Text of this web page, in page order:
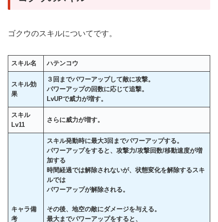
ゴクウのスキルについてです。
スキル名 ハテンコウ
スキル効
果
３回までパワーアップして敵に攻撃。
パワーアップの回数に応じて追撃。
LvUPで威力が増す。
スキル
Lv11
さらに威力が増す。
キャラ備
考
スキル発動時に最大3回までパワーアップする。
パワーアップをすると、攻撃力/攻撃回数/移動速度が増
加する
時間経過では解除されないが、状態変化を解除するスキ
ルでは
パワーアップが解除される。
その後、地空の敵にダメージを与える。
最大までパワーアップをすると、